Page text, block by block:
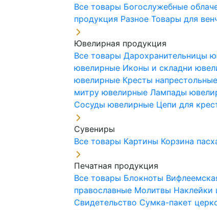
Все товары Богослужебные
продукция РазноеТовары для
Ювелирная продукция
Все товарыДарохранительницы
ювелирные Иконы и складни
ювелирные Кресты
митру ювелирныеЛампады
Сосуды ювелирные Цепи для
Сувениры
Все товары Картины Корзина
Печатная продукция
Все товары Блокноты
православные Молитвы Наклейки
Свидетельство Сумка-пакет